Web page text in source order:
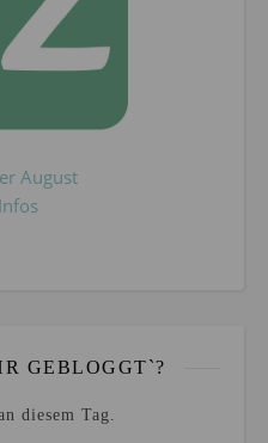
August
GEBLOGGT`?
diesem Tag.